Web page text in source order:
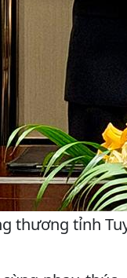
thương tỉnh